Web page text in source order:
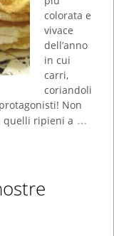
colorata e
vivace
dell’anno
in cui
carri,
coriandoli
Non
quelli ripieni a …